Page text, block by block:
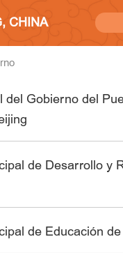
CHINA
del Gobierno del
de Desarrollo y
de Educación